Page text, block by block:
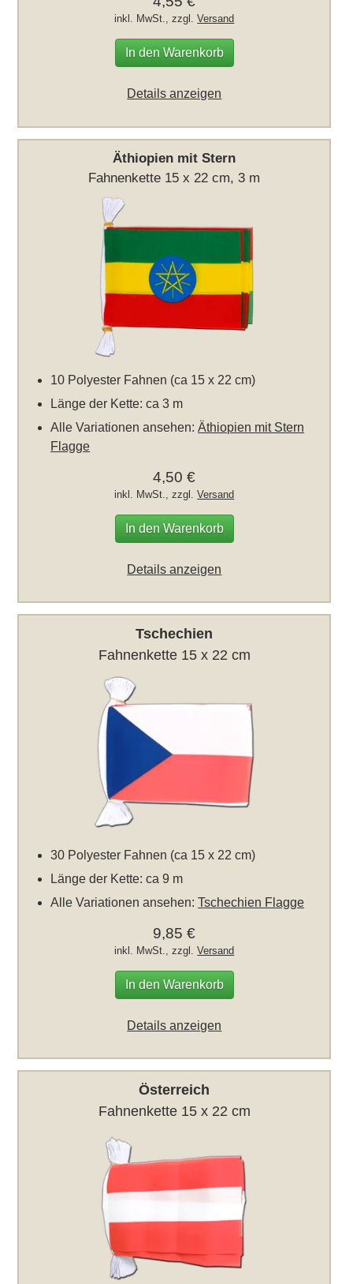
inkl. MwSt., zzgl.Versand
In den Warenkorb
Details anzeigen
Äthiopien mit Stern
Fahnenkette 15 x 22 cm, 3 m
10 Polyester Fahnen (ca 15 x 22 cm)
Länge der Kette: ca 3 m
Alle Variationen ansehen:Äthiopien mit Stern
Flagge
4,50 €
inkl. MwSt., zzgl.Versand
In den Warenkorb
Details anzeigen
Tschechien
Fahnenkette 15 x 22 cm
30 Polyester Fahnen (ca 15 x 22 cm)
Länge der Kette: ca 9 m
Alle Variationen ansehen:Tschechien Flagge
9,85 €
inkl. MwSt., zzgl.Versand
In den Warenkorb
Details anzeigen
Österreich
Fahnenkette 15 x 22 cm